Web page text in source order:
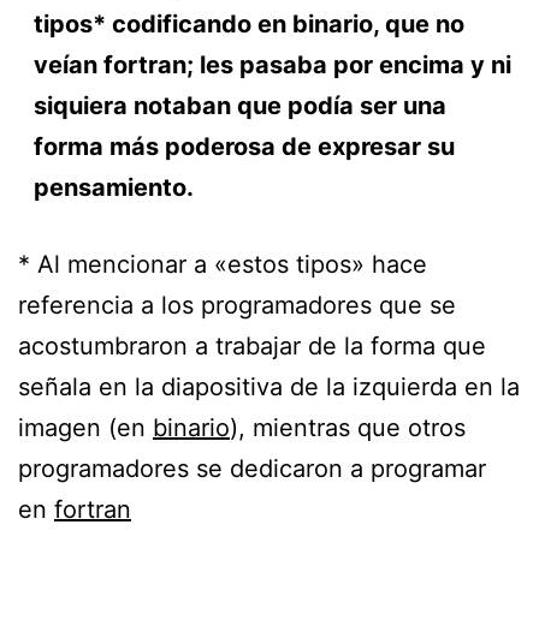
tipos* codificando en binario, que no
veían fortran; les pasaba por encima y ni
siquiera notaban que podía ser una
forma más poderosa de expresar su
pensamiento.
* Al mencionar a «estos tipos» hace
referencia a los programadores que se
acostumbraron a trabajar de la forma que
señala en la diapositiva de la izquierda en la
imagen (en binario), mientras que otros
programadores se dedicaron a programar
en fortran